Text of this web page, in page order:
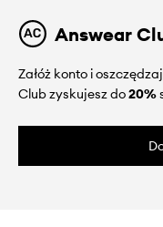
Answear
Załóż konto i
Club zyskujesz do20%